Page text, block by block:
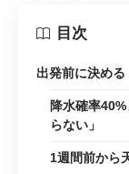
目次
出発前に決め
降水確率
らない」
1週間前から